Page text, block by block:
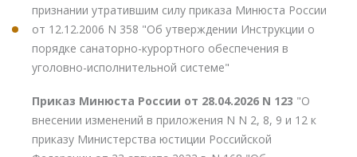
признании утратившим силу приказа Минюста России
от 12.12.2006 N 358 "Об утверждении Инструкции о
порядке санаторно-курортного обеспечения в
уголовно-исполнительной системе"
Приказ Минюста России от 28.04.2026 N 123 "О
внесении изменений в приложения N N 2, 8, 9 и 12 к
приказу Министерства юстиции Российской